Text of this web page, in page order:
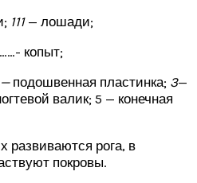
111— лошади;
……- копыт;
подошвенная пластинка; 3—
валик; 5 — конечная
развиваются рога, в
покровы.